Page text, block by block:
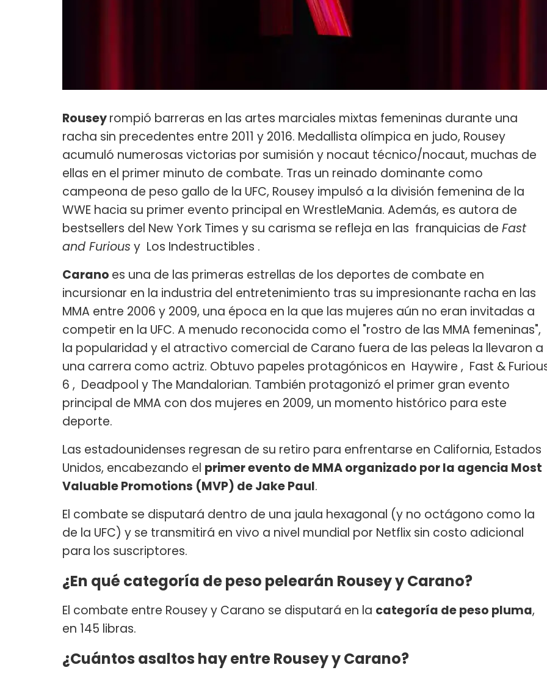
Rouseyrompió barreras en las artes marciales mixtas femeninas durante una
racha sin precedentes entre 2011 y 2016. Medallista olímpica en judo, Rousey
acumuló numerosas victorias por sumisión y nocaut técnico/nocaut, muchas de
ellas en el primer minuto de combate. Tras un reinado dominante como
campeona de peso gallo de la UFC, Rousey impulsó a la división femenina de la
WWE hacia su primer evento principal en WrestleMania. Además, es autora de
bestsellers del New York Times y su carisma se refleja en las franquicias de Fast
and Furious y Los Indestructibles .
Carano es una de las primeras estrellas de los deportes de combate en
incursionar en la industria del entretenimiento tras su impresionante racha en las
MMA entre 2006 y 2009, una época en la que las mujeres aún no eran invitadas a
competir en la UFC. A menudo reconocida como el "rostro de las MMA femeninas",
la popularidad y el atractivo comercial de Carano fuera de las peleas la llevaron a
una carrera como actriz. Obtuvo papeles protagónicos en Haywire , Fast &
6 , Deadpool y The Mandalorian. También protagonizó el primer gran evento
principal de MMA con dos mujeres en 2009, un momento histórico para este
deporte.
Las estadounidenses regresan de su retiro para enfrentarse en California, Estados
Unidos, encabezando el primer evento de MMA organizado por la agencia Most
Valuable Promotions (MVP) de Jake Paul.
El combate se disputará dentro de una jaula hexagonal (y no octágono como la
de la UFC) y se transmitirá en vivo a nivel mundial por Netflix sin costo adicional
para los suscriptores.
¿En qué categoría de peso pelearán Rousey y Carano?
El combate entre Rousey y Carano se disputará en la categoría de peso pluma,
en 145 libras.
¿Cuántos asaltos hay entre Rousey y Carano?